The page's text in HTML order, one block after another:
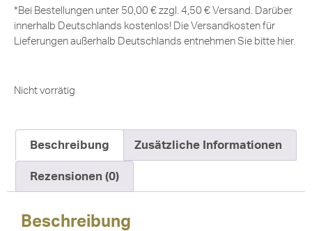
*Bei Bestellungen unter 50,00 € zzgl. 4,50 € Versand. Darüber
innerhalb Deutschlands kostenlos! Die Versandkosten für
Lieferungen außerhalb Deutschlands entnehmen Sie bitte hier.
Nicht vorrätig
Beschreibung Zusätzliche Informationen
Rezensionen (0)
Beschreibung